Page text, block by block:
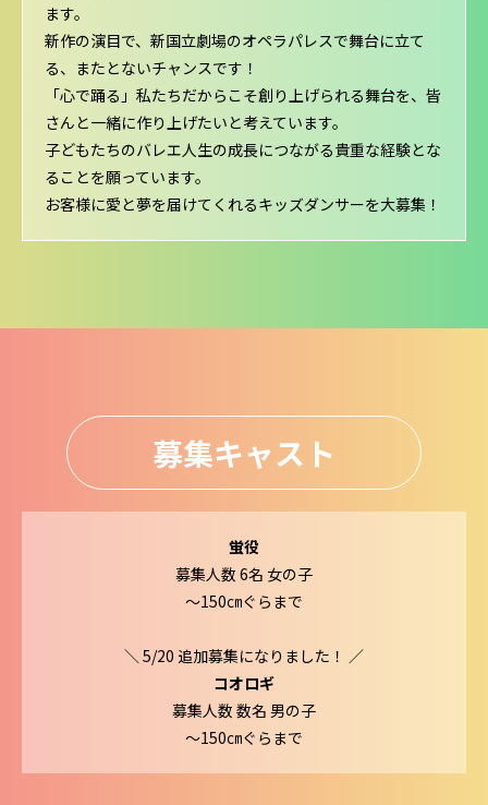
ます。
新作の演目で、新国立劇場のオペラパレスで舞台に立て
る、またとないチャンスです！
「心で踊る」私たちだからこそ創り上げられる舞台を、皆
さんと一緒に作り上げたいと考えています。
子どもたちのバレエ人生の成長につながる貴重な経験とな
ることを願っています。
お客様に愛と夢を届けてくれるキッズダンサーを大募集！
募集キャスト
蛍役
募集人数 6名 女の子
〜150㎝ぐらまで
＼ 5/20 追加募集になりました！ ／
コオロギ
募集人数 数名 男の子
〜150㎝ぐらまで